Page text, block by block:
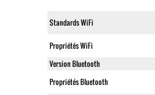
Standards WiFi
Propriétés WiFi
Version Bluetooth
Propriétés Bluetooth